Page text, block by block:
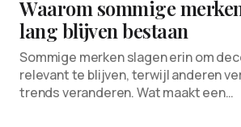
Waarom sommige
lang blijven bestaan
Sommige merken slagen erin om
relevant te blijven, terwijl anderen
trends veranderen. Wat maakt een…